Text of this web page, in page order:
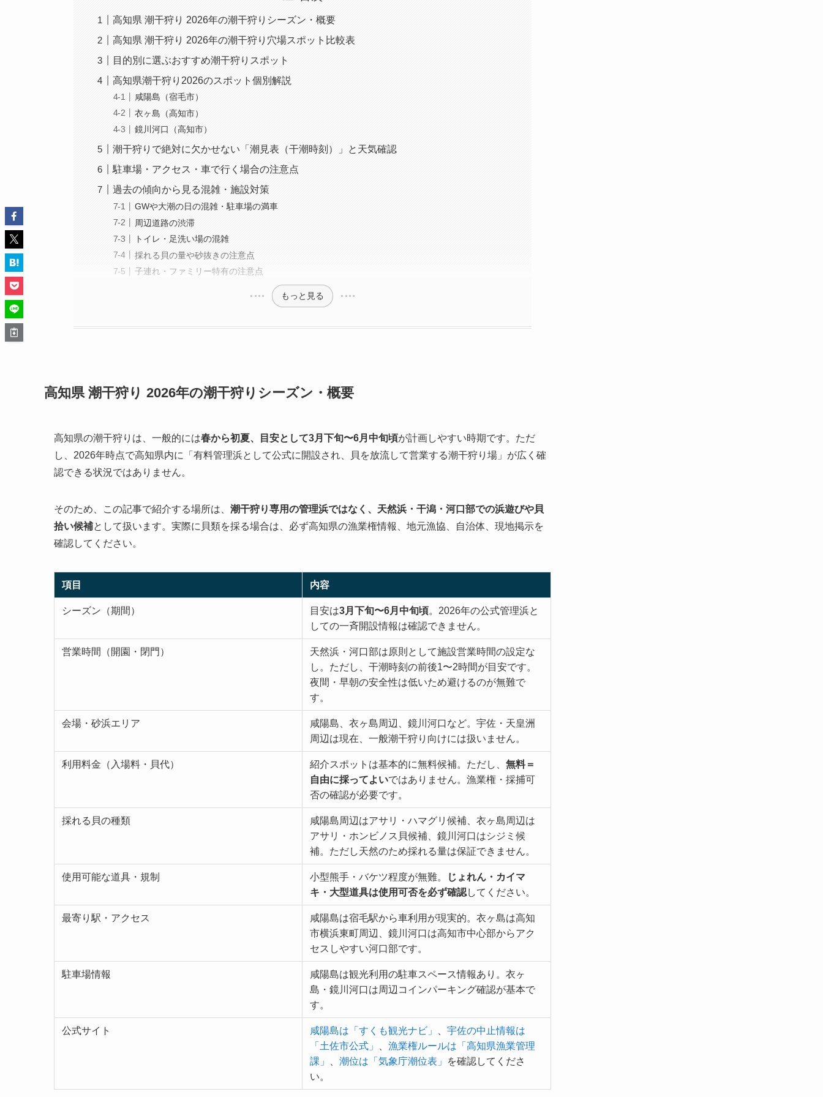
高知県 潮干狩り 2026年の潮干狩りシーズン・概要
高知県 潮干狩り 2026年の潮干狩り穴場スポット比較表
目的別に選ぶおすすめ潮干狩りスポット
高知県潮干狩り2026のスポット個別解説
咸陽島（宿毛市）
衣ヶ島（高知市）
鏡川河口（高知市）
潮干狩りで絶対に欠かせない「潮見表（干潮時刻）」と天気確認
駐車場・アクセス・車で行く場合の注意点
過去の傾向から見る混雑・施設対策
GWや大潮の日の混雑・駐車場の満車
周辺道路の渋滞
トイレ・足洗い場の混雑
採れる貝の量や砂抜きの注意点
子連れ・ファミリー特有の注意点
もっと見る
高知県 潮干狩り 2026年の潮干狩りシーズン・概要
高知県の潮干狩りは、一般的には春から初夏、目安として3月下旬〜6月中旬頃が計画しやすい時期です。ただ
し、2026年時点で高知県内に「有料管理浜として公式に開設され、貝を放流して営業する潮干狩り場」が広く確
認できる状況ではありません。
そのため、この記事で紹介する場所は、 潮干狩り専用の管理浜ではなく、天然浜・干潟・河口部での浜遊びや貝
拾い候補として扱います。実際に貝類を採る場合は、必ず高知県の漁業権情報、地元漁協、自治体、現地掲示を
確認してください。
項目 内容
シーズン（期間） 目安は3月下旬〜6月中旬頃。2026年の公式管理浜と
しての一斉開設情報は確認できません。
営業時間（開園・閉門）
天然浜・河口部は原則として施設営業時間の設定な
し。ただし、干潮時刻の前後1〜2時間が目安です。
夜間・早朝の安全性は低いため避けるのが無難で
す。
会場・砂浜エリア
咸陽島、衣ヶ島周辺、鏡川河口など。宇佐・天皇洲
周辺は現在、一般潮干狩り向けには扱いません。
利用料金（入場料・貝代） 紹介スポットは基本的に無料候補。ただし、 無料＝
自由に採ってよいではありません。漁業権・採捕可
否の確認が必要です。
採れる貝の種類
咸陽島周辺はアサリ・ハマグリ候補、衣ヶ島周辺は
アサリ・ホンビノス貝候補、鏡川河口はシジミ候
補。ただし天然のため採れる量は保証できません。
使用可能な道具・規制 小型熊手・バケツ程度が無難。
じょれん・カイマ
キ・大型道具は使用可否を必ず確認してください。
最寄り駅・アクセス
咸陽島は宿毛駅から車利用が現実的。衣ヶ島は高知
市横浜東町周辺、鏡川河口は高知市中心部からアク
セスしやすい河口部です。
駐車場情報
咸陽島は観光利用の駐車スペース情報あり。衣ヶ
島・鏡川河口は周辺コインパーキング確認が基本で
す。
公式サイト 咸陽島は「すくも観光ナビ」
宇佐の中止情報は
「土佐市公式」
漁業権ルールは「高知県漁業管理
課」
潮位は「気象庁潮位表」
を確認してくださ
い。